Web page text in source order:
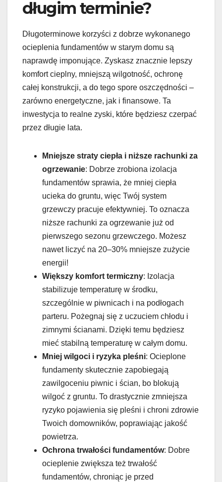
długim terminie?
Długoterminowe korzyści z dobrze wykonanego
ocieplenia fundamentów w starym domu są
naprawdę imponujące. Zyskasz znacznie lepszy
komfort cieplny, mniejszą wilgotność, ochronę
całej konstrukcji, a do tego spore oszczędności –
zarówno energetyczne, jak i finansowe. Ta
inwestycja to realne zyski, które będziesz czerpać
przez długie lata.
Mniejsze straty ciepła i niższe rachunki za
ogrzewanie: Dobrze zrobiona izolacja
fundamentów sprawia, że mniej ciepła
ucieka do gruntu, więc Twój system
grzewczy pracuje efektywniej. To oznacza
niższe rachunki za ogrzewanie już od
pierwszego sezonu grzewczego. Możesz
nawet liczyć na 20–30% mniejsze zużycie
energii!
Większy komfort termiczny: Izolacja
stabilizuje temperaturę w środku,
szczególnie w piwnicach i na podłogach
parteru. Pożegnaj się z uczuciem chłodu i
zimnymi ścianami. Dzięki temu będziesz
mieć stabilną temperaturę w całym domu.
Mniej wilgoci i ryzyka pleśni: Ocieplone
fundamenty skutecznie zapobiegają
zawilgoceniu piwnic i ścian, bo blokują
wilgoć z gruntu. To drastycznie zmniejsza
ryzyko pojawienia się pleśni i chroni zdrowie
Twoich domowników, poprawiając jakość
powietrza.
Ochrona trwałości fundamentów: Dobre
ocieplenie zwiększa też trwałość
fundamentów, chroniąc je przed